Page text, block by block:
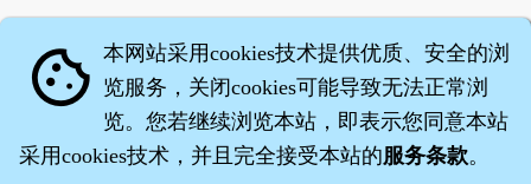
cookie 本网站采用cookies技术提供优质、安全的浏
览服务，关闭cookies可能导致无法正常浏
览。您若继续浏览本站，即表示您同意本站
采用cookies技术，并且完全接受本站的服务条款。